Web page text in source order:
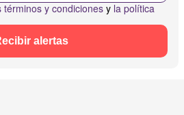
términos y condiciones y la política
alertas